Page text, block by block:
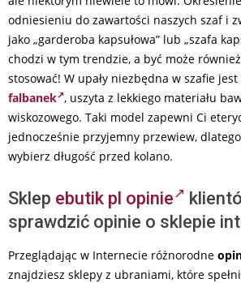
odniesieniu do zawartości naszych szaf i
jako „garderoba kapsułowa” lub „szafa
chodzi w tym trendzie, a być może
stosować! W upały niezbędna w szafie jest
falbanek , uszyta z lekkiego materiału
wiskozowego. Taki model zapewni Ci
jednocześnie przyjemny przewiew,
wybierz długość przed kolano.
Sklep ebutik pl opinie
sprawdzić opinie o sklepie
Przeglądając w Internecie różnorodne
znajdziesz sklepy z ubraniami, które